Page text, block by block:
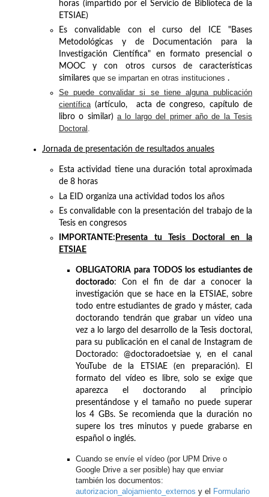
horas (impartido por el Servicio de Biblioteca de la
ETSIAE)
Es convalidable con el curso del ICE "Bases
Metodológicas y de Documentación para la
Investigación Científica" en formato presencial o
MOOC y con otros cursos de características
similares que se impartan en otras instituciones .
Se puede convalidar si se tiene alguna publicación
científica (artículo, acta de congreso, capítulo de
libro o similar)a lo largo del primer año de la Tesis
Doctoral
Jornada de presentación de resultados anuales
Esta actividad tiene una duración total aproximada
de 8 horas
La EID organiza una actividad todos los años
Es convalidable con la presentación del trabajo de la
Tesis en congresos
IMPORTANTE: Presenta tu Tesis Doctoral en la
ETSIAE
OBLIGATORIA para TODOS los estudiantes de
doctorado: Con el fin de dar a conocer la
investigación que se hace en la ETSIAE, sobre
todo entre estudiantes de grado y máster, cada
doctorando tendrán que grabar un vídeo una
vez a lo largo del desarrollo de la Tesis doctoral,
para su publicación en el canal de Instagram de
Doctorado: @doctoradoetsiae y, en el canal
YouTube de la ETSIAE (en preparación). El
formato del vídeo es libre, solo se exige que
aparezca el doctorando al principio
presentándose y el tamaño no puede superar
los 4 GBs. Se recomienda que la duración no
supere los tres minutos y puede grabarse en
español o inglés.
Cuando se envíe el vídeo (por UPM Drive o
Google Drive a ser posible) hay que enviar
también los documentos:
autorizacion_alojamiento_ externos y el Formulario